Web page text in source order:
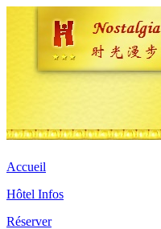
Accueil
Hôtel Infos
Réserver